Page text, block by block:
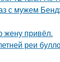
с мужем
жену привёл.
реи